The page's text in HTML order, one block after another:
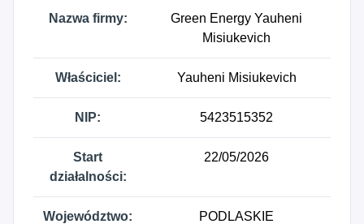
Nazwa firmy:
Green Energy Yauheni
Misiukevich
Właściciel: Yauheni Misiukevich
NIP: 5423515352
Start
działalności:
22/05/2026
Województwo: PODLASKIE